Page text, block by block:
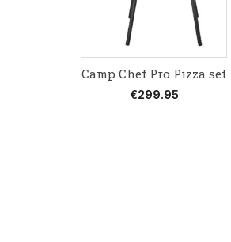
Camp Chef Pro Pizza set
€299.95